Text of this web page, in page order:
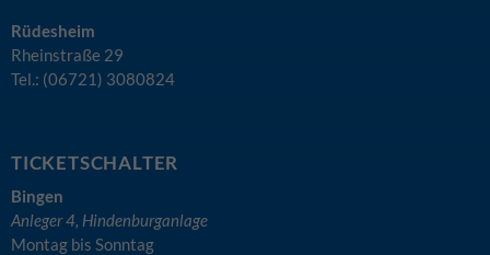
Rüdesheim
Rheinstraße 29
Tel.: (06721) 3080824
TICKETSCHALTER
Bingen
Anleger 4, Hindenburganlage
Montag bis Sonntag